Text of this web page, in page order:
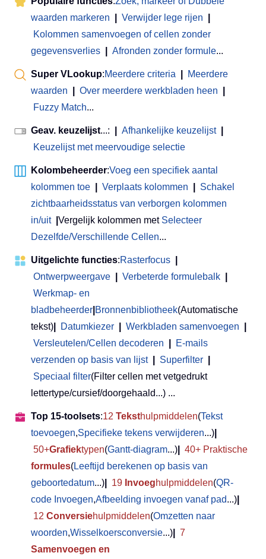
waarden markeren
Verwijder lege rijen
Kolommen samenvoegen of cellen zonder
gegevensverlies
Afronden zonder formule...
Super VLookup:Meerdere criteria
Meerdere
waarden
Over meerdere werkbladen heen
Fuzzy Match...
Geav. keuzelijst...: Afhankelijke keuzelijst
Keuzelijst met meervoudige selectie
Kolombeheerder:Voeg een specifiek aantal
kolommen toe
Verplaats kolommen
Schakel
zichtbaarheidsstatus van verborgen kolommen
in/uit
Vergelijk kolommen met Selecteer
Dezelfde/Verschillende Cellen...
Uitgelichte functies:Rasterfocus
Ontwerpweergave
Verbeterde formulebalk
Werkmap- en
bladbeheerder Bronnenbibliotheek(Automatische
tekst)
Datumkiezer Werkbladen samenvoegen
Versleutelen/Cellen decoderen
E-mails
verzenden op basis van lijst
Superfilter
Speciaal filter(Filter cellen met vetgedrukt
lettertype/cursief/doorgehaald...) ...
Top 15-toolsets:12 Teksthulpmiddelen(Tekst
toevoegen,Specifieke tekens verwijderen...)
50+Grafiektypen(Gantt-diagram...)
40+ Praktische
formules(Leeftijd berekenen op basis van
geboortedatum...) 19 Invoeghulpmiddelen(QR-
code Invoegen,Afbeelding invoegen vanaf pad...)
12 Conversiehulpmiddelen(Omzetten naar
woorden,Wisselkoersconversie...)
7
Samenvoegen en